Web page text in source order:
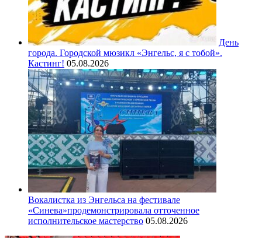
День
города. Городской мюзикл «Энгельс, я с тобой».
Кастинг! 05.08.2026
Вокалистка из Энгельса на фестивале
«Синева»продемонстрировала отточенное
исполнительское мастерство 05.08.2026